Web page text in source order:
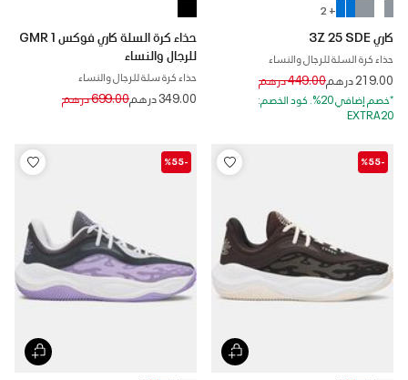
+ 2
كاري 3Z 25 SDE
حذاء كرة السلة للرجال والنساء
219.00 درهم Price reduced from
449.00 درهم to
*خصم إضافي 20%. كود الخصم:
EXTRA20
حذاء كرة السلة كاري فوكس 1 GMR
للرجال والنساء
حذاء كرة سلة للرجال والنساء
349.00 درهم Price reduced from
699.00 درهم to
-%55
-%55